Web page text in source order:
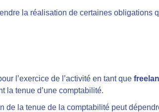
la réalisation de certaines obligations
l’exercice de l’activité en tant que
la tenue d’une comptabilité.
la tenue de la comptabilité peut